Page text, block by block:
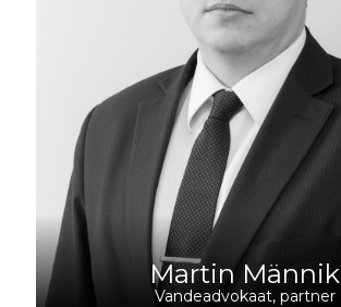
Martin Männik
Vandeadvokaat, partner